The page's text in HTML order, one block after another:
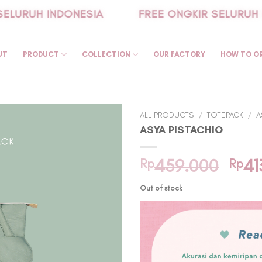
INDONESIA FREE ONGKIR SELURUH
PRODUCT COLLECTION OUR FACTORY HOW TO
ALL PRODUCTS / TOTEPACK /
ASYA PISTACHIO
Rp459.000
was:
Rp
Out of stock